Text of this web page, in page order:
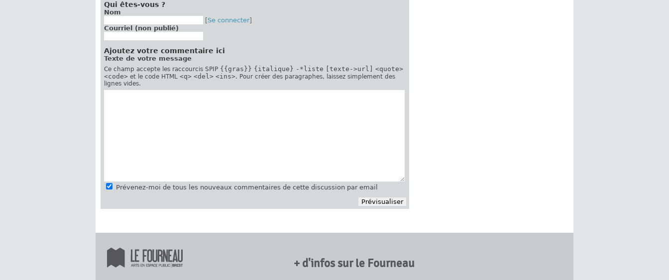
Qui êtes-vous ?
Nom
[Se connecter]
Courriel (non publié)
Ajoutez votre commentaire ici
Texte de votre message
Ce champ accepte les raccourcis SPIP {{gras}} {italique} -*liste [texte->url]
<quote>
<code> et le code HTML <q> <del> <ins>. Pour créer des paragraphes, laissez simplement des
lignes vides.
Prévenez-moi de tous les nouveaux commentaires de cette discussion par email
+ d'infos sur le Fourneau